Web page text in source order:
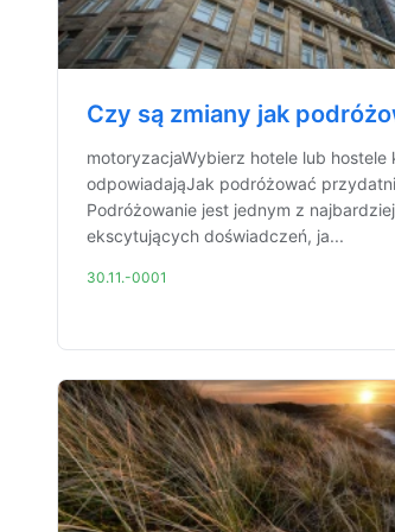
Czy są zmiany jak
motoryzacjaWybierz hotele lub hostele
odpowiadająJak podróżować
Podróżowanie jest jednym z najbardziej
ekscytujących doświadczeń, ja...
30.11.-0001